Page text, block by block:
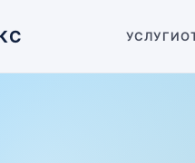
УСЛУГИ